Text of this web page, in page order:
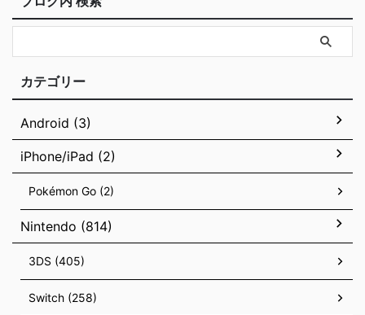
カテゴリー
Android (3)
iPhone/iPad (2)
Pokémon Go (2)
Nintendo (814)
3DS (405)
Switch (258)